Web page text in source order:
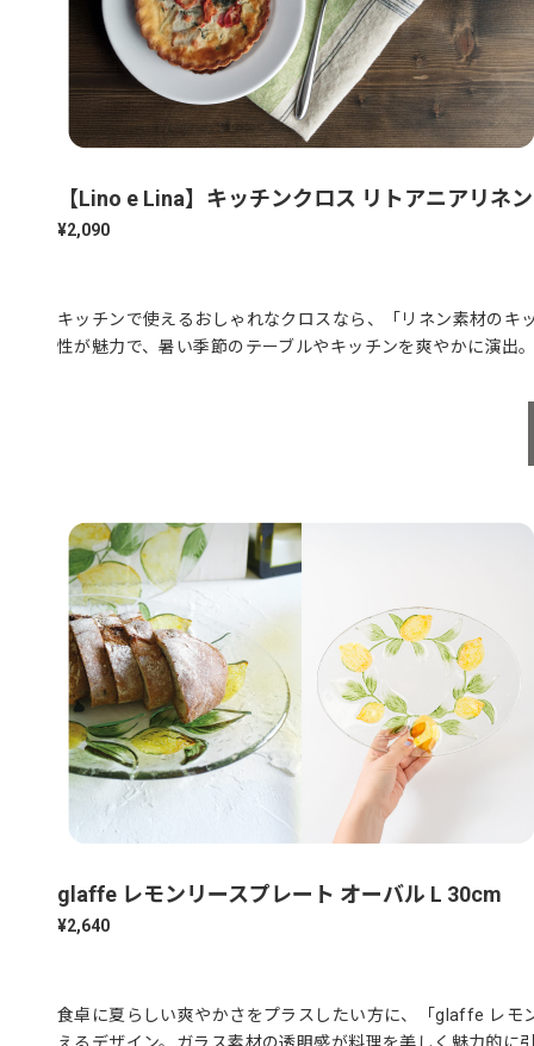
【Lino e Lina】キッチンクロス リトアニアリネ
¥2,090
キッチンで使えるおしゃれなクロスなら、「リネン素材の
性が魅力で、暑い季節のテーブルやキッチンを爽やかに演出
glaffe レモンリースプレート オーバル L 30cm
¥2,640
食卓に夏らしい爽やかさをプラスしたい方に、「glaffe レモ